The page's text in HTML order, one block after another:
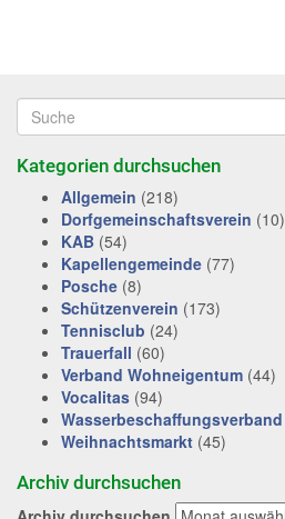
Kategorien durchsuchen
Allgemein (218)
Dorfgemeinschaftsverein (10)
KAB (54)
Kapellengemeinde (77)
Posche (8)
Schützenverein (173)
Tennisclub (24)
Trauerfall (60)
Verband Wohneigentum (44)
Vocalitas (94)
Wasserbeschaffungsverband
Weihnachtsmarkt (45)
Archiv durchsuchen